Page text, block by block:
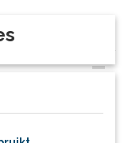
en harde versie